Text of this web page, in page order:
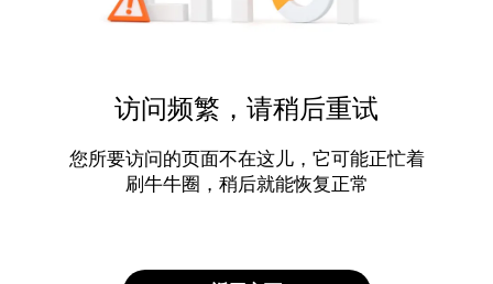
访问频繁，请稍后重试
您所要访问的页面不在这儿，它可能正忙着
刷牛牛圈，稍后就能恢复正常